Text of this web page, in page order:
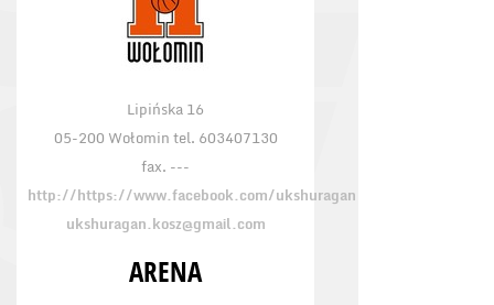
Lipińska 16
05-200 Wołomin tel. 603407130
fax. ---
http://https://www.facebook.com/ukshuragan
ukshuragan.kosz@gmail.com
ARENA